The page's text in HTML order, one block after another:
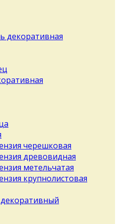
декоративная
черешковая
древовидная
метельчатая
крупнолистовая